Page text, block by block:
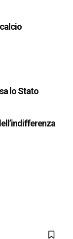
lo Stato